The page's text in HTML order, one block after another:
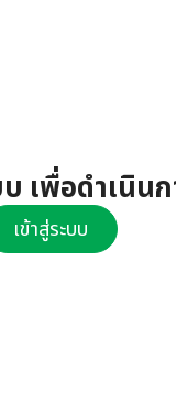
เพื่อดำเนิน
เข้าสู่ระบบ